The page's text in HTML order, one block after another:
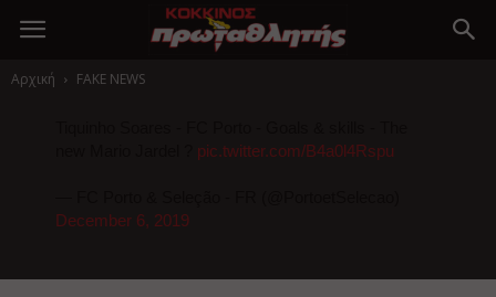
Αρχική FAKE NEWS
pic.twitter.com/B4a0l4Rspu
December 6, 2019